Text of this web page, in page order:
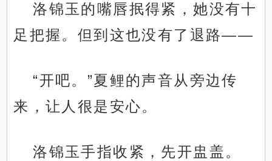
洛锦玉的嘴唇抿得紧，她没有十
足把握。但到这也没有了退路——
“开吧。”夏鲤的声音从旁边传
来，让人很是安心。
洛锦玉手指收紧，先开盅盖。